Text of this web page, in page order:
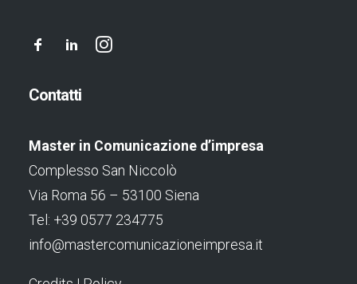
Contatti
Master in Comunicazione d’impresa
Complesso San Niccolò
Via Roma 56 – 53100 Siena
Tel: +39 0577 234775
info@mastercomunicazioneimpresa.it